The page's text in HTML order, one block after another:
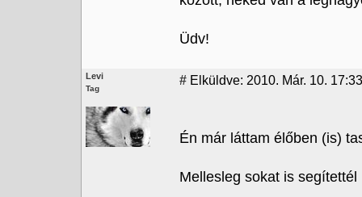
Üdv!
Levi
Tag
# Elküldve: 2010. Már. 10. 17:33
Én már láttam élőben (is)
Mellesleg sokat is segítettél